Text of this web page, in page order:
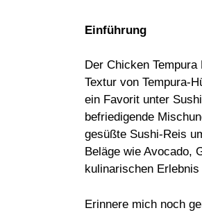
Einführung
Der Chicken
Textur von Tempura-
ein Favorit unter
befriedigende
gesüßte Sushi-Reis
Beläge wie Avocado,
kulinarischen Erlebnis
Erinnere mich noch